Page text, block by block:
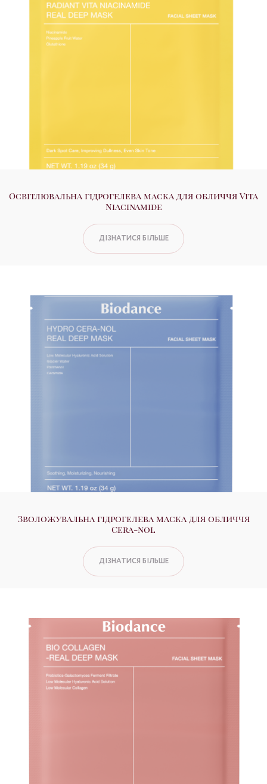
Освітлювальна гідрогелева маска для обличчя Vita
Niacinamide
ДІЗНАТИСЯ БІЛЬШЕ
Зволожувальна гідрогелева маска для обличчя
Cera-nol
ДІЗНАТИСЯ БІЛЬШЕ